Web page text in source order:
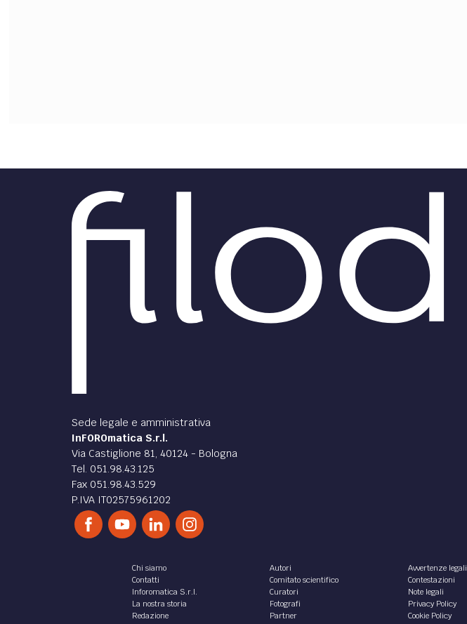
Sede legale e amministrativa
InFOROmatica S.r.l.
Via Castiglione 81, 40124 - Bologna
Tel. 051.98.43.125
Fax 051.98.43.529
P.IVA IT02575961202
Chi siamo
Contatti
Inforomatica S.r.l.
La nostra storia
Redazione
Autori
Comitato scientifico
Curatori
Fotografi
Partner
Avvertenze legali
Contestazioni
Note legali
Privacy Policy
Cookie Policy